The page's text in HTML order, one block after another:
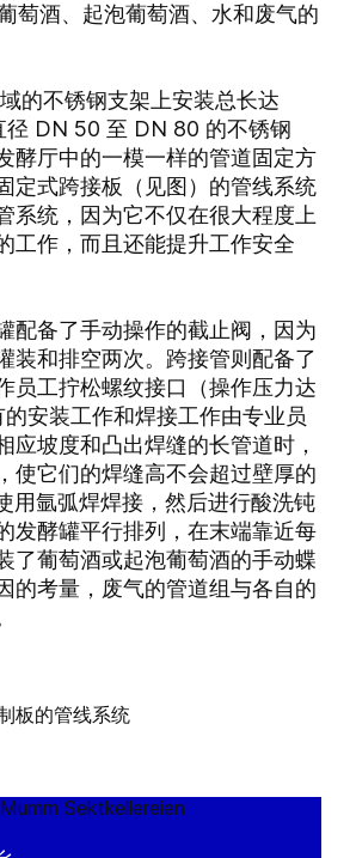
萄酒、起泡葡萄酒、水和废气的
的不锈钢支架上安装总长达
径 DN 50 至 DN 80 的不锈钢
酵厅中的一模一样的管道固定方
定式跨接板（见图）的管线系统
系统，因为它不仅在很大程度上
工作，而且还能提升工作安全
配备了手动操作的截止阀，因为
装和排空两次。跨接管则配备了
员工拧松螺纹接口（操作压力达
安装工作和焊接工作由专业员
应坡度和凸出焊缝的长管道时，
使它们的焊缝高不会超过壁厚的
用氩弧焊焊接，然后进行酸洗钝
发酵罐平行排列，在末端靠近每
了葡萄酒或起泡葡萄酒的手动蝶
的考量，废气的管道组与各自的